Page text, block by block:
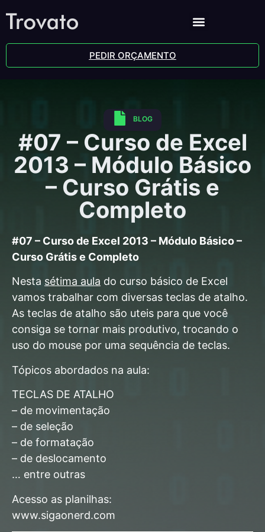
PEDIR ORÇAMENTO
BLOG
#07 – Curso de Excel
2013 – Módulo Básico
– Curso Grátis e
Completo
#07 – Curso de Excel 2013 – Módulo Básico –
Curso Grátis e Completo
Nesta sétima aula do curso básico de Excel
vamos trabalhar com diversas teclas de atalho.
As teclas de atalho são uteis para que você
consiga se tornar mais produtivo, trocando o
uso do mouse por uma sequência de teclas.
Tópicos abordados na aula:
TECLAS DE ATALHO
– de movimentação
– de seleção
– de formatação
– de deslocamento
… entre outras
Acesso as planilhas:
www.sigaonerd.com